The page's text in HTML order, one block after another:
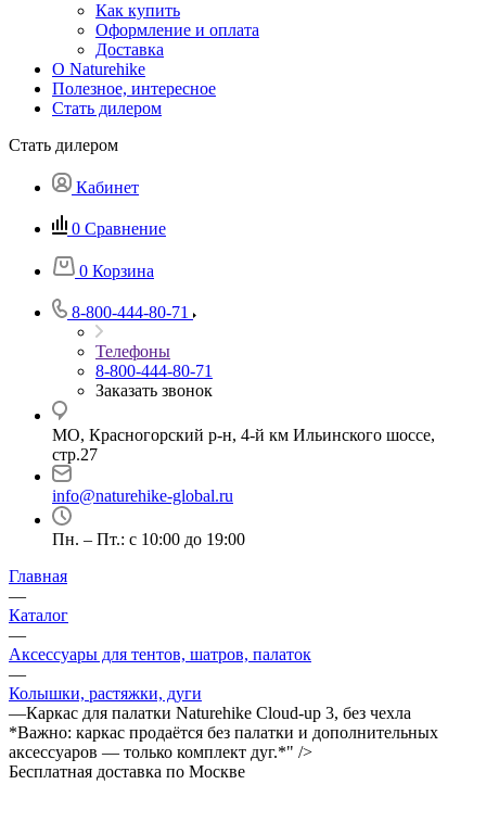
Как купить
Оформление и оплата
Доставка
О Naturehike
Полезное, интересное
Стать дилером
Стать дилером
Кабинет
0 Сравнение
0 Корзина
8-800-444-80-71
Телефоны
8-800-444-80-71
Заказать звонок
МО, Красногорский р-н, 4-й км Ильинского шоссе,
стр.27
info@naturehike-global.ru
Пн. – Пт.: с 10:00 до 19:00
Главная
—
Каталог
—
Аксессуары для тентов, шатров, палаток
—
Колышки, растяжки, дуги
—Каркас для палатки Naturehike Cloud-up 3, без чехла
*Важно: каркас продаётся без палатки и дополнительных
аксессуаров — только комплект дуг.*" />
Бесплатная доставка по Москве